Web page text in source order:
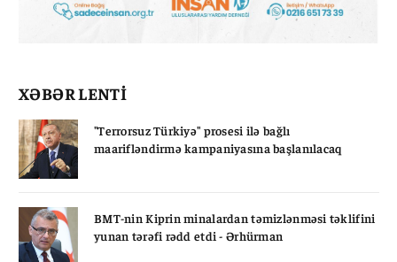
XƏBƏR LENTİ
"Terrorsuz Türkiyə" prosesi ilə bağlı
maarifləndirmə kampaniyasına başlanılacaq
BMT-nin Kiprin minalardan təmizlənməsi təklifini
yunan tərəfi rədd etdi - Ərhürman